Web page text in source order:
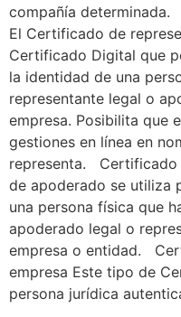
compañía
El Certificado de
Certificado Digital que
la identidad de una
representante legal o
empresa. Posibilita que
gestiones en línea en
representa. Certificado
de apoderado se utiliza
una persona física que
apoderado legal o
empresa o entidad.
empresa Este tipo de
persona jurídica